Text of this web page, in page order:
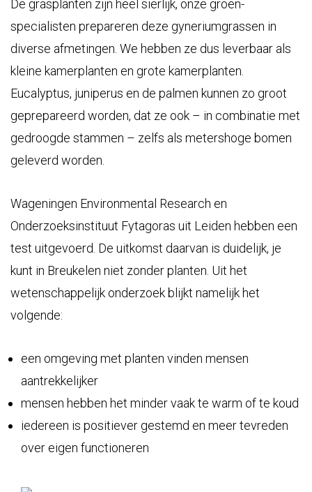
De grasplanten zijn heel sierlijk, onze groen-
specialisten prepareren deze gyneriumgrassen in
diverse afmetingen. We hebben ze dus leverbaar als
kleine kamerplanten en grote kamerplanten.
Eucalyptus, juniperus en de palmen kunnen zo groot
geprepareerd worden, dat ze ook – in combinatie met
gedroogde stammen – zelfs als metershoge bomen
geleverd worden.
Wageningen Environmental Research en
Onderzoeksinstituut Fytagoras uit Leiden hebben een
test uitgevoerd. De uitkomst daarvan is duidelijk, je
kunt in Breukelen niet zonder planten. Uit het
wetenschappelijk onderzoek blijkt namelijk het
volgende:
een omgeving met planten vinden mensen
aantrekkelijker
mensen hebben het minder vaak te warm of te koud
iedereen is positiever gestemd en meer tevreden
over eigen functioneren